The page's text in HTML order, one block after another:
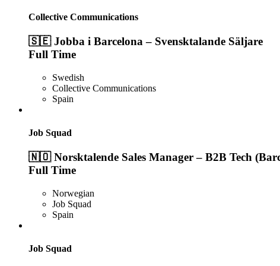
Collective Communications
🇸🇪 Jobba i Barcelona – Svensktalande Säljare
Full Time
Swedish
Collective Communications
Spain
Job Squad
🇳🇴 Norsktalende Sales Manager – B2B Tech
Full Time
Norwegian
Job Squad
Spain
Job Squad